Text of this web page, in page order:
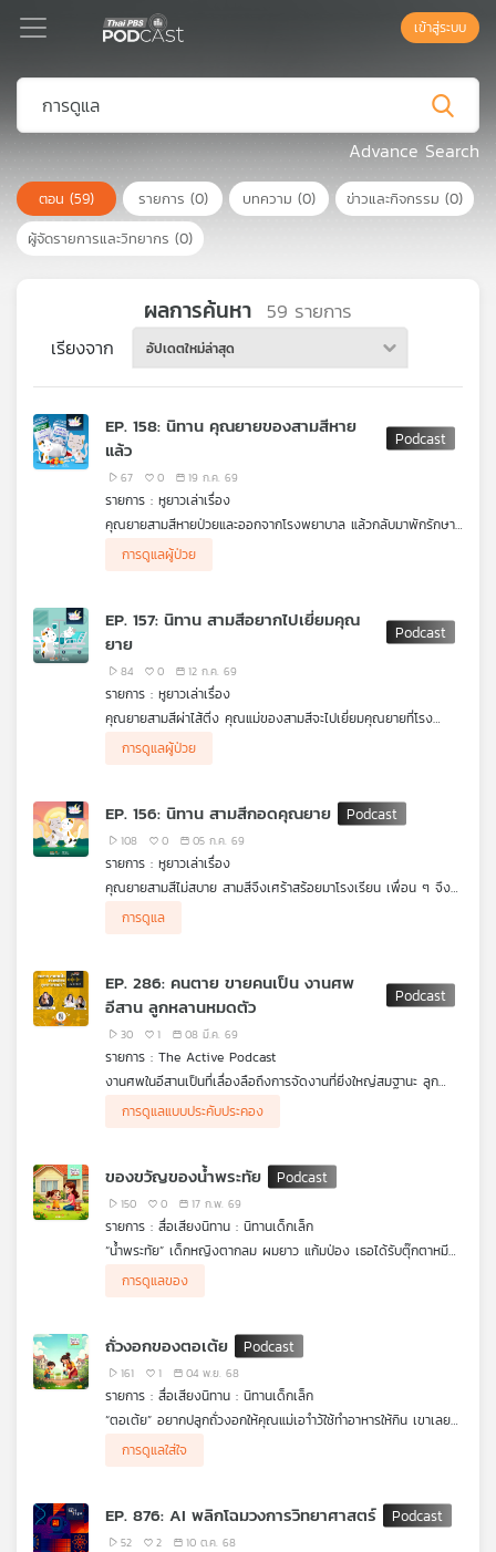
Podcast
เพล
ย์
ลิ
เพล
สต์
บทความ
กิจกรรม
เครือ
เอส
เข้าสู่ระบบ
Advance Search
ตอน (59) รายการ (0) บทความ (0) ข่าวและกิจกรรม (0)
ผู้จัดรายการและวิทยากร (0)
ผลการค้นหา 59 รายการ
เรียงจาก อัปเดตใหม่ล่าสุด
EP. 158: นิทาน คุณยายของสามสีหาย
แล้ว
67 0 19 ก.ค. 69
รายการ : หูยาวเล่าเรื่อง
คุณยายสามสีหายป่วยและออกจากโรงพยาบาล แล้วกลับมาพักรักษา
ตัวต่อที่บ้าน คุณแม่ให้สามสีช่วยดูแลคุณยาย โดยมีหูยาวและมาช่วย
ทุกคนทำหน้าที่ดูแลคุณยายอย่างสนุกสนาน แต่เมื่อถึงเวลาที่คุณยาย
ว่าทำไม เราต้องการกินยาก่อนและหลังอาหารให้ฟัง
การดูแลผู้ป่วย
EP. 157: นิทาน สามสีอยากไปเยี่ยมคุณ
ยาย
84 0 12 ก.ค. 69
รายการ : หูยาวเล่าเรื่อง
คุณยายสามสีผ่าไส้ติ่ง คุณแม่ของสามสีจะไปเยี่ยมคุณยายที่โรง
พยาบาล จึงต้องเอาสามสีและน้อง ๆ ไปฝากไว้บ้านของหูยาว แต่สาม
สีอยากไปด้วย คุณแม่จึงต้องอธิบายว่าโรงพยาบาลเป็นแหล่งรวมเชื้อ
ใครดูแลสามสีด้วย หูยาวและคุณแม่มาช่วยปลอบใจสามสีและน้อง ๆ
มาเล่นเป็นหมอพยาบาล พอคุณยายกลับมา จะได้ช่วยกันดูแลคุณยาย
ได้
นิทานหูยาวเล่าเรื่อง ผลงานร่วมผลิตระหว่าง Thai PBS Podcast
และ มหาวิทยาลัยหอการค้าไทย (UTCC)
การดูแลผู้ป่วย
EP. 156: นิทาน สามสีกอดคุณยาย
108 0 05 ก.ค. 69
รายการ : หูยาวเล่าเรื่อง
คุณยายสามสีไม่สบาย สามสีจึงเศร้าสร้อยมาโรงเรียน เพื่อน ๆ จึง
มากขึ้น เพราะคุณยายรักและตามใจสามสีมาก สามสีคิดว่าไม่มีใครรัก
การดูแล
EP. 286: คนตาย ขายคนเป็น งานศพ
อีสาน ลูกหลานหมดตัว
30 1 08 มี.ค. 69
รายการ : The Active Podcast
งานศพในอีสานเป็นที่เลื่องลือถึงการจัดงานที่ยิ่งใหญ่สมฐานะ ลูก
หลานหลายบ้านใช้เม็ดเงินหลายแสนบาท กับการจัดเลี้ยงแขกเหรื่อ
หลักร้อยพันชีวิตตามขนบที่สืบทอดกันมา ว่ากันว่าเพื่อให้เกียรติผู้วาย
แต่สำหรับลูกหลานบางบ้าน อาจทิ้งไว้ซึ่งภาระทางการเงินและทางใจ
The Active คุยกับ มิ้ว-อริสา โพธิ์ชัยสาร ลูกโทนอีสานที่เผชิญกับ
ความตายครั้งแรกในวัย 15 ปี งานศพของแม่ถูกจัดอย่างยิ่งใหญ่ตาม
ขนบท้องถิ่น มิ้วใช้ทรัพย์สินเงินทอง แรงกาย และแรงใจทั้งหมดใน
การดูแลพิธีศพ จนแทบไม่เหลือเวลาให้เสียใจ
ในวันนั้น กลายเป็นจุดเปลี่ยนสำคัญให้กลับมาตั้งคำถามถึงรูปแบบการ
จัดงานศพอีสาน ว่าเป็นไปได้ไหม หากเราได้ออกแบบงานศพที่
ประหยัด อบอุ่น มีความหมาย และตรงตามความประสงค์ของผู้วาย
ชนม์อย่างแท้จริง
ปลายปี 67 เธอได้จัดพิธีอีกครั้งในงานศพของพ่อ มิ้วใช้เวลากว่า 5 ปี
ในการวางแผนและออกแบบวาระสุดท้ายร่วมกับพ่อ ผ่านการใช้สมุด
เบาใจ พิธีในงานเกิดขึ้นอย่างเรียบง่ายและสวยงามตรงตามเจต
จำนงค์ของผู้ตาย และยังต่อองค์ความรู้ด้านการดูแลแบบประคับ
การดูแลแบบประคับประคอง
ของขวัญของน้ำพระทัย
150 0 17 ก.พ. 69
รายการ : สื่อเสียงนิทาน : นิทานเด็กเล็ก
“น้ำพระทัย” เด็กหญิงตากลม ผมยาว แก้มป่อง เธอได้รับตุ๊กตาหมี
เลยเอาลูกโป่งติดตัวแล้ววิ่งเล่นทั่วบ้าน แต่ลูกโป่งดันเกี่ยวกับกิ่งไม้จน
แม่จะทำยังไงดีนะ มาฟังกัน
การดูแลของ
ถั่วงอกของตอเต้ย
161 1 04 พ.ย. 68
รายการ : สื่อเสียงนิทาน : นิทานเด็กเล็ก
“ตอเต้ย” อยากปลูกถั่วงอกให้คุณแม่เอาำว้ใช้ทำอาหารให้กิน เขาเลย
ลงมือปลูกต้นถั่วงอกกับคุณแม่อย่างตั้งใจ แต่ดูเหมือนตอเต้ยจะดูแล
และรดน้ำมากเกินไป จึงทำให้ต้นถั่วงอกเน่าตาย แล้วตอเต้ยจะทำยังไง
การดูแลใส่ใจ
EP. 876: AI พลิกโฉมวงการวิทยาศาสตร์
52 2 10 ต.ค. 68